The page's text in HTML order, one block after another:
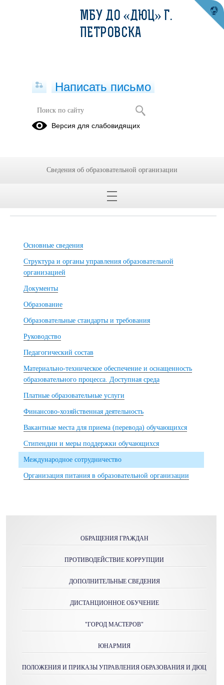
Документ о заключенных и
международными организациями по
вопросам образования и науки
Основные сведения
Структура и органы управления образовательной
организацией
Документы
Образование
Образовательные стандарты и требования
Руководство
Педагогический состав
Материально-техническое обеспечение и оснащенность
образовательного процесса. Доступная среда
Платные образовательные услуги
Финансово-хозяйственная деятельность
Вакантные места для приема (перевода) обучающихся
Стипендии и меры поддержки обучающихся
Международное сотрудничество
Организация питания в образовательной организации
ОБРАЩЕНИЯ ГРАЖДАН
ПРОТИВОДЕЙСТВИЕ КОРРУПЦИИ
ДОПОЛНИТЕЛЬНЫЕ СВЕДЕНИЯ
ДИСТАНЦИОННОЕ ОБУЧЕНИЕ
"ГОРОД МАСТЕРОВ"
ЮНАРМИЯ
ПОЛОЖЕНИЯ И ПРИКАЗЫ УПРАВЛЕНИЯ ОБРАЗОВАНИЯ И ДЮЦ
МБУ ДО «ДЮЦ» Г.
ПЕТРОВСКА
Написать письмо
Версия для слабовидящих
Сведения об образовательной организации